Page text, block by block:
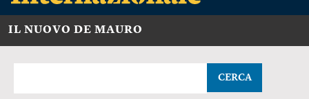
IL NUOVO DE MAURO
CERCA